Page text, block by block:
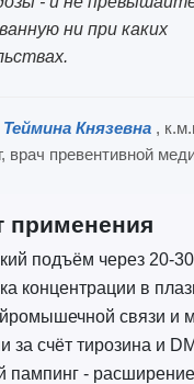
ни при каких
Князевна ,
врач превентивной
подъём через 20-
концентрации в
связи и
за счёт тирозина и
- расширение